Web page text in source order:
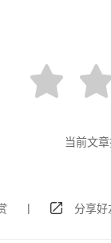
当前文
| 分享好